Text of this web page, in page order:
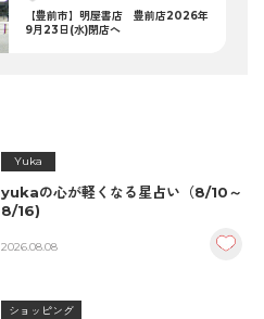
【豊前市】明屋書店 豊前店2026年
9月23日(水)閉店へ
Yuka
yukaの心が軽くなる星占い（8/10～
8/16)
2026.08.08
ショッピング